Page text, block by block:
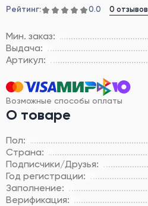
Рейтинг: 0.0 0 отзывов
Мин. заказ:
Выдача:
Артикул:
Возможные способы оплаты
О товаре
Пол:
Страна:
Подписчики/Друзья:
Год регистрации:
Заполнение:
Верификация: